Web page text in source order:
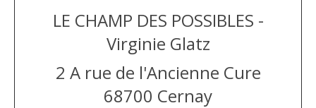
LE CHAMP DES POSSIBLES -
Virginie Glatz
2 A rue de l'Ancienne Cure
68700 Cernay